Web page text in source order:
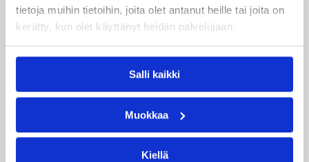
tietoja muihin tietoihin, joita olet antanut heille tai joita on
kerätty, kun olet käyttänyt heidän palvelujaan.
Salli kaikki
Muokkaa
Kiellä